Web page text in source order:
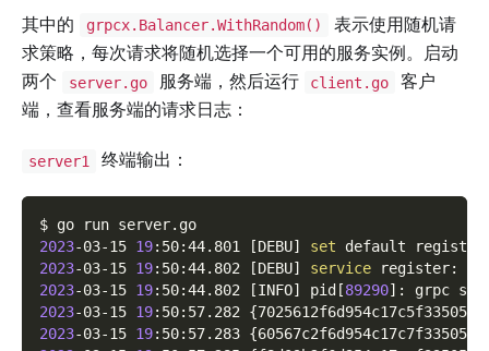
其中的 grpcx.Balancer.WithRandom()
表示使用随机请
求策略，每次请求将随机选择一个可用的服务实例。启动
两个
server.go 服务端，然后运行 client.go
客户
端，查看服务端的请求日志：
server1 终端输出：
$ go run server.go
2023-03-15 19:50:44.801 [DEBU] set default
2023-03-15 19:50:44.802 [DEBU] service register:
2023-03-15 19:50:44.802 [INFO] pid [89290] : grpc
2023-03-15 19:50:57.282 {
2023-03-15 19:50:57.283 {